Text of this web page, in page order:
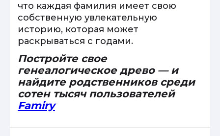
что каждая фамилия имеет свою
собственную увлекательную
историю, которая может
раскрываться с годами.
Постройте свое
генеалогическое древо — и
найдите родственников среди
сотен тысяч пользователей
Famiry